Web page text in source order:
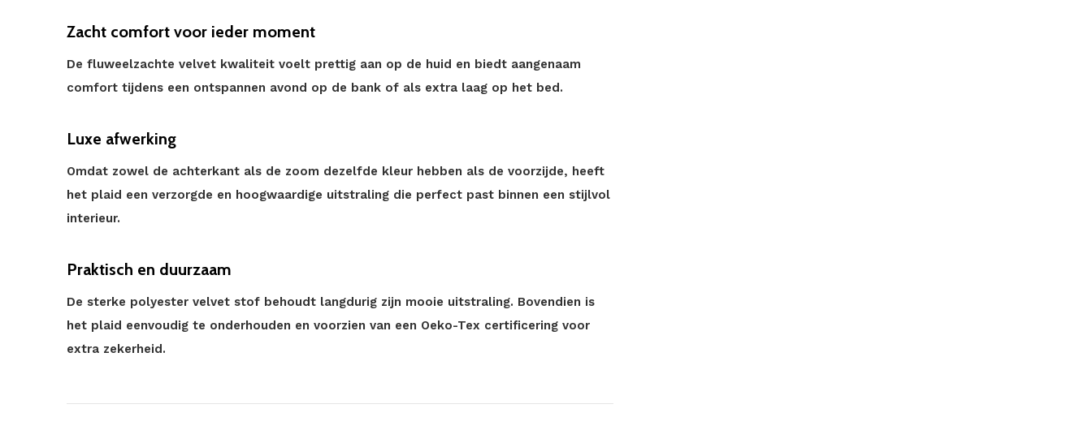
Zacht comfort voor ieder moment
De fluweelzachte velvet kwaliteit voelt prettig aan op de huid en biedt aangenaam
comfort tijdens een ontspannen avond op de bank of als extra laag op het bed.
Luxe afwerking
Omdat zowel de achterkant als de zoom dezelfde kleur hebben als de voorzijde, heeft
het plaid een verzorgde en hoogwaardige uitstraling die perfect past binnen een stijlvol
interieur.
Praktisch en duurzaam
De sterke polyester velvet stof behoudt langdurig zijn mooie uitstraling. Bovendien is
het plaid eenvoudig te onderhouden en voorzien van een Oeko-Tex certificering voor
extra zekerheid.